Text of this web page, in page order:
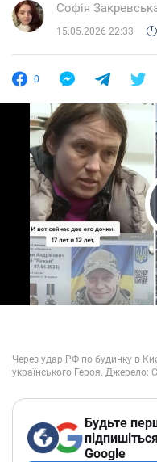
Софія
15.05.2026 22:33
0
Будьте
Google